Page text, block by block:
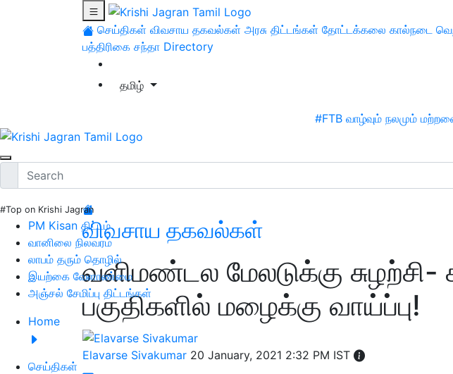
செய்திகள் விவசாய தகவல்கள் அரசு திட்டங்கள் தோட்டக்கலை கால்நடை
பத்திரிகை சந்தா Directory
தமிழ்
#FTB வாழ்வும் நலமும்
#Top on Krishi Jagran
PM Kisan திட்டம்
வானிலை நிலவரம்
லாபம் தரும் தொழில்
இயற்கை வேளாண்மை
அஞ்சல் சேமிப்பு திட்டங்கள்
Home
செய்திகள்
விவசாய தகவல்கள்
வளிமண்டல மேலடுக்கு
பகுதிகளில் மழைக்கு வாய்ப்பு!
Elavarse Sivakumar 20 January, 2021 2:32 PM IST